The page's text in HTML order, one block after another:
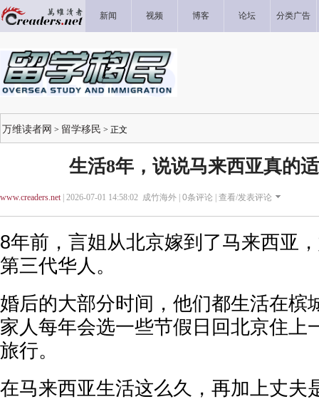
新闻 视频 博客 论坛 分类广告
万维读者网 > 留学移民 > 正文
生活8年，说说马来西亚真的
www.creaders.net| 2026-07-01 14:58:02 成竹海外 | 0条评论 | 查看/发表评论
8年前，言姐从北京嫁到了马来西亚
第三代华人。
婚后的大部分时间，他们都生活在槟
家人每年会选一些节假日回北京住上
旅行。
在马来西亚生活这么久，再加上丈夫